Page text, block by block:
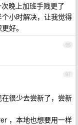
晚上加班手贱更了
小时解决，让我觉得
好。
96
97
很少去尝新了，尝新
，本地也想要用一样